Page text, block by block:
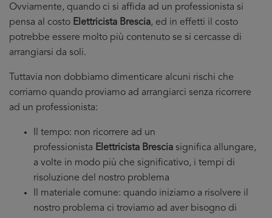
Ovviamente, quando ci si affida ad un professionista si
pensa al costo Elettricista Brescia, ed in effetti il costo
potrebbe essere molto più contenuto se si cercasse di
arrangiarsi da soli.
Tuttavia non dobbiamo dimenticare alcuni rischi che
corriamo quando proviamo ad arrangiarci senza ricorrere
ad un professionista:
Il tempo: non ricorrere ad un
professionista Elettricista Brescia significa allungare,
a volte in modo più che significativo, i tempi di
risoluzione del nostro problema
Il materiale comune: quando iniziamo a risolvere il
nostro problema ci troviamo ad aver bisogno di